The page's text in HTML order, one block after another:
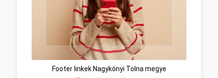
Footer linkek Nagykónyi Tolna megye